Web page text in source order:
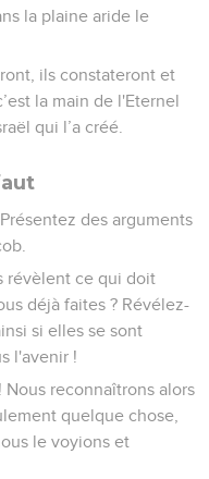
la plaine aride le
ils constateront et
la main de l'Eternel
qui l’a créé.
des arguments
révèlent ce qui doit
déjà faites ? Révélez-
si elles se sont
l'avenir !
reconnaîtrons alors
quelque chose,
le voyions et